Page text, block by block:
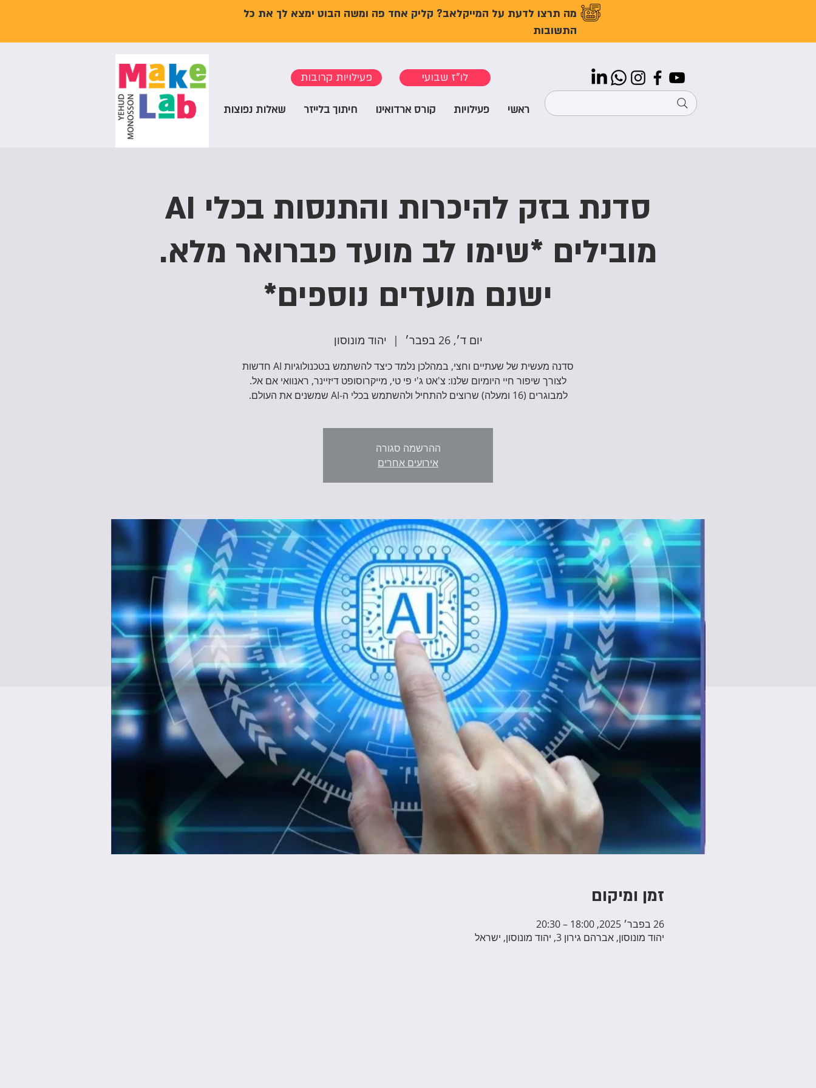
מה תרצו לדעת על המייקלאב? קליק אחד פה ומשה הבוט ימצא לך את כל
התשובות
פעילויות קרובות לו"ז שבועי
ראשי פעילויות קורס ארדואינו חיתוך בלייזר שאלות נפוצות
סדנת בזק להיכרות והתנסות בכלי AI
מובילים *שימו לב מועד פברואר מלא.
ישנם מועדים נוספים*
יום ד׳, 26 בפבר׳
  |
יהוד מונוסון
סדנה מעשית של שעתיים וחצי, במהלכן נלמד כיצד להשתמש בטכנולוגיות AI חדשות
לצורך שיפור חיי היומיום שלנו: צ'אט ג'י פי טי, מייקרוסופט דיזיינר, ראנוואי אם אל.
למבוגרים (16 ומעלה) שרוצים להתחיל ולהשתמש בכלי ה-AI שמשנים את העולם.
ההרשמה סגורה
אירועים אחרים
זמן ומיקום
26 בפבר׳ 2025, 18:00 – 20:30
יהוד מונוסון, אברהם גירון 3, יהוד מונוסון, ישראל